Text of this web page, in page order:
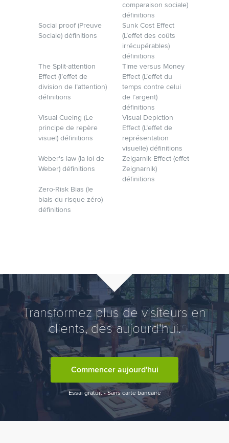
comparaison sociale)
définitions
Social proof (Preuve
Sociale) définitions
Sunk Cost Effect
(L’effet des coûts
irrécupérables)
définitions
The Split-attention
Effect (l’effet de
division de l’attention)
définitions
Time versus Money
Effect (L’effet du
temps contre celui
de l’argent)
définitions
Visual Cueing (Le
principe de repère
visuel) définitions
Visual Depiction
Effect (L’effet de
représentation
visuelle) définitions
Weber's law (la loi de
Weber) définitions
Zeigarnik Effect (effet
Zeignarnik)
définitions
Zero-Risk Bias (le
biais du risque zéro)
définitions
Transformez plus de visiteurs en
clients, dès aujourd'hui.
Commencer aujourd'hui
Essai gratuit - Sans carte bancaire